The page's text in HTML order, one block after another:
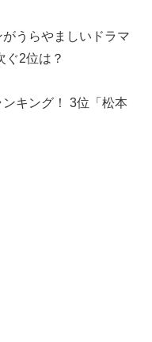
うらやましいドラマ
ぐ2位は？
ンキング！ 3位「松本